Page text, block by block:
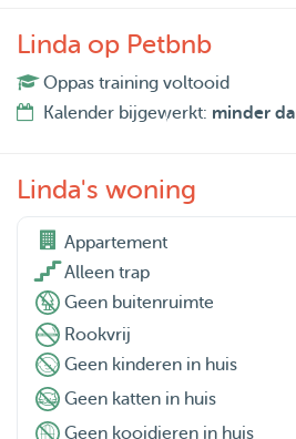
de ochtend. We maken graag
voorkeur in het bos of op het strand.
Daarnaast zijn we druk bezig met
nomadische levensstijl en het
We passen onze flexibele routine
behoeften van uw hond/kat aan.
graag mee op onze wandelingen.
apporteren, borstelen, etenstijd
daar enorm van.
Linda op Petbnb
Oppas training voltooid
Kalender bijgewerkt: minder
Linda's woning
Appartement
Alleen trap
Geen buitenruimte
Rookvrij
Geen kinderen in huis
Geen katten in huis
Geen kooidieren in huis